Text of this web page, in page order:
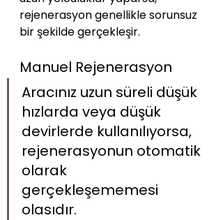
rejenerasyon genellikle sorunsuz
bir şekilde gerçekleşir.
Manuel Rejenerasyon
Aracınız uzun süreli düşük
hızlarda veya düşük
devirlerde kullanılıyorsa,
rejenerasyonun otomatik
olarak
gerçekleşememesi
olasıdır.